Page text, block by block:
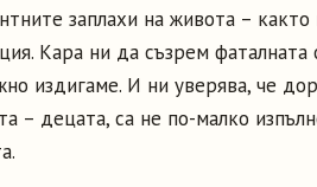
заплахи на живота – както
Кара ни да съзрем фаталната
издигаме. И ни уверява, че
– децата, са не по-малко